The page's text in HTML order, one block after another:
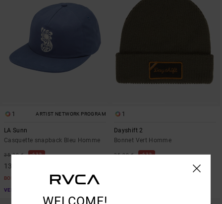
1 ARTIST NETWORK PROGRAM
LA Sunn
Casquette snapback Bleu Homme
35,00 € 63%
13,12 €
BONS PLANS
VENTE FLASH EXTRA 25%
1
Dayshift 2
Bonnet Vert Homme
25,00 € 63%
WELCOME!